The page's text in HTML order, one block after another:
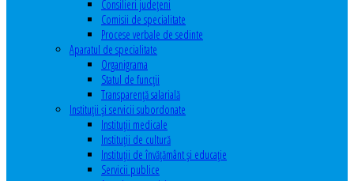
Consilieri judeţeni
Comisii de specialitate
Procese verbale de sedinte
Aparatul de specialitate
Organigrama
Statul de funcții
Transparență salarială
Instituţii şi servicii subordonate
Instituţii medicale
Instituţii de cultură
Instituţii de învăţământ şi educaţie
Servicii publice